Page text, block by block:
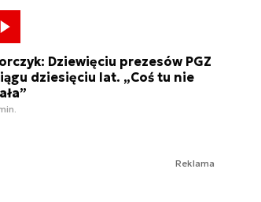
Dziewięciu prezesów PGZ
dziesięciu lat. „Coś tu nie
Reklama